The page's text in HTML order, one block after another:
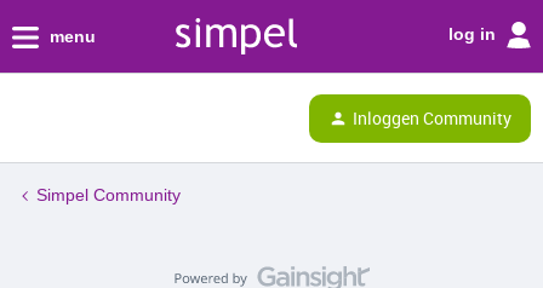
menu log in
Inloggen Community
Simpel Community